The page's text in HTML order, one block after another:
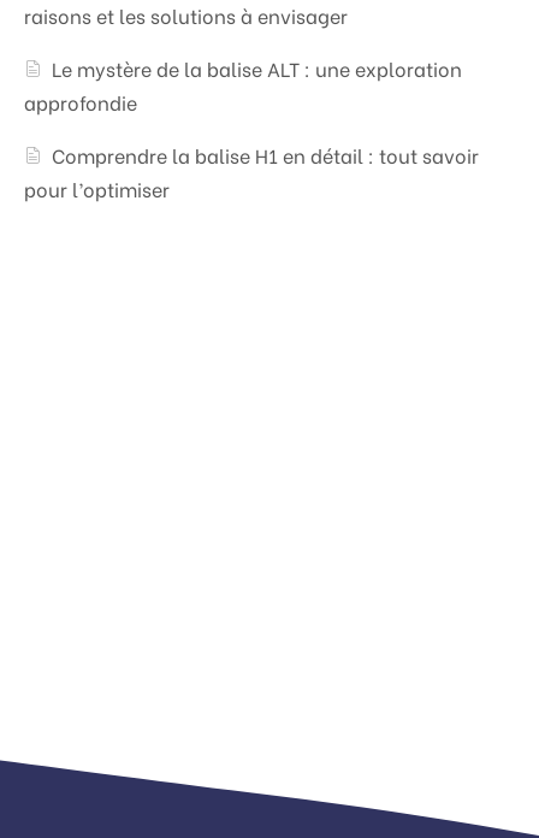
raisons et les solutions à envisager
Le mystère de la balise ALT : une exploration
approfondie
Comprendre la balise H1 en détail : tout savoir
pour l’optimiser